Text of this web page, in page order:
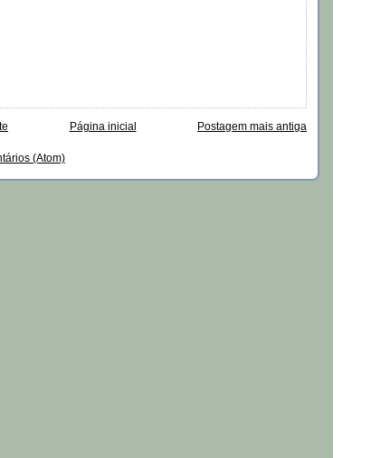
Postagem mais antiga
Página inicial
(Atom)